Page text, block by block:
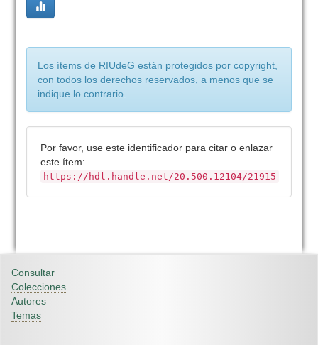
Los ítems de RIUdeG están protegidos por copyright,
con todos los derechos reservados, a menos que se
indique lo contrario.
Por favor, use este identificador para citar o enlazar
este ítem:
https://hdl.handle.net/20.500.12104/21915
Consultar
Colecciones
Autores
Temas